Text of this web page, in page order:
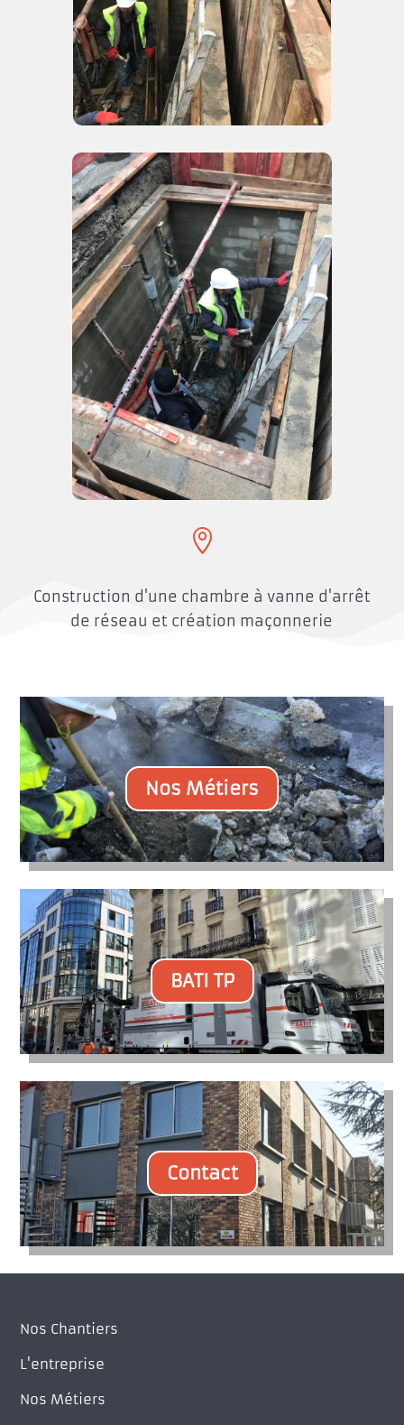

Construction d'une chambre à vanne d'arrêt
de réseau et création maçonnerie
Nos Métiers
BATI TP
Contact
Nos Chantiers
L'entreprise
Nos Métiers